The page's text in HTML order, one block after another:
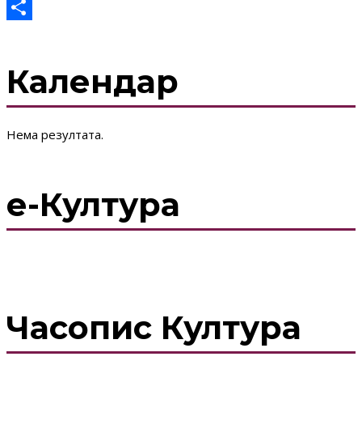
WhatsApp
Календар
Нема резултата.
е-Култура
Часопис Култура